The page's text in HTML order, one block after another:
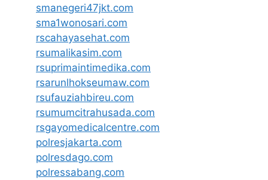
smanegeri47jkt.com
sma1wonosari.com
rscahayasehat.com
rsumalikasim.com
rsuprimaintimedika.com
rsarunlhokseumaw.com
rsufauziahbireu.com
rsumumcitrahusada.com
rsgayomedicalcentre.com
polresjakarta.com
polresdago.com
polressabang.com